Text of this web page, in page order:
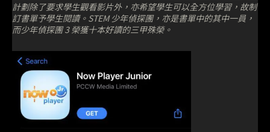
計劃除了要求學生觀看影片外，亦希望學生可以全方位學習，故制
訂書單予學生閱讀。STEM 少年偵探團，亦是書單中的其中一員，
而少年偵探團 3 榮獲十本好讀的三甲殊榮。